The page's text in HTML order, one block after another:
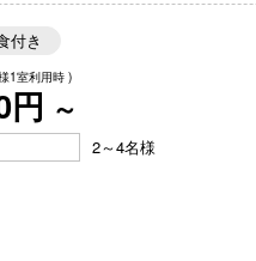
付き
1室利用時 )
円 ～
2～4名様